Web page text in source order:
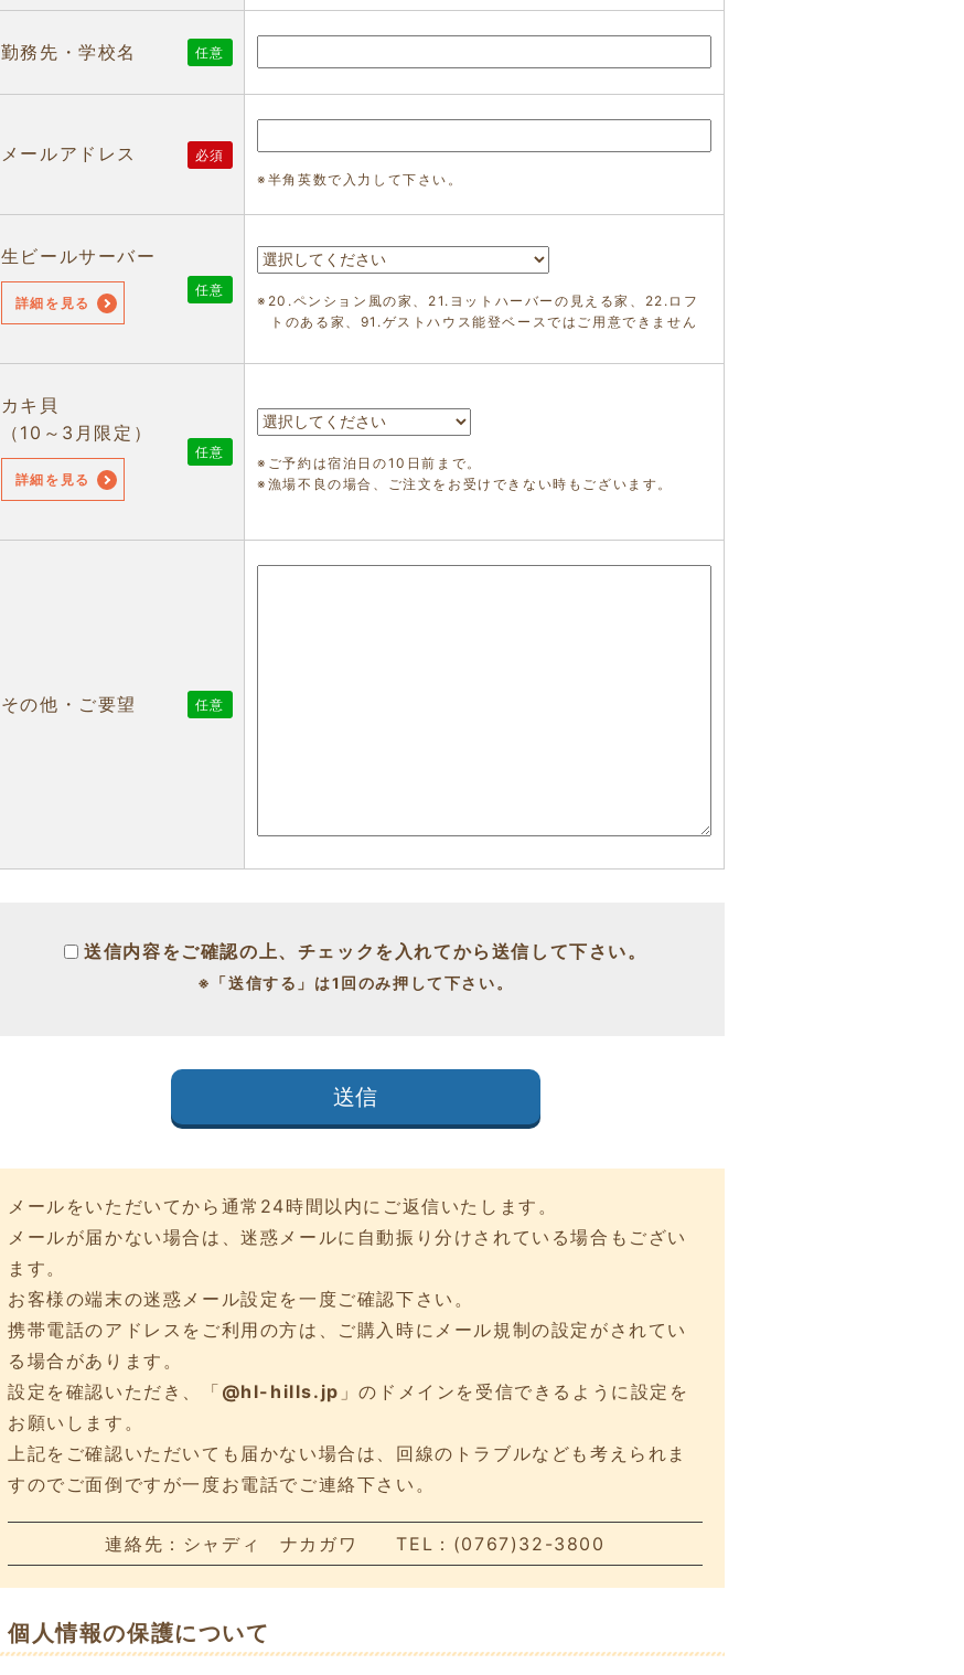
勤務先・学校名 任意
メールアドレス
必須
※半角英数で入力して下さい。
生ビールサーバー
詳細を見る
任意
※20.ペンション風の家、21.ヨットハーバーの見える家、22.ロフ
トのある家、91.ゲストハウス能登ベースではご用意できません
カキ貝
（10～3月限定）
詳細を見る
任意
※ご予約は宿泊日の10日前まで。
※漁場不良の場合、ご注文をお受けできない時もございます。
その他・ご要望 任意
送信内容をご確認の上、チェックを入れてから送信して下さい。
※「送信する」は1回のみ押して下さい。
メールをいただいてから通常24時間以内にご返信いたします。
メールが届かない場合は、迷惑メールに自動振り分けされている場合もござい
ます。
お客様の端末の迷惑メール設定を一度ご確認下さい。
携帯電話のアドレスをご利用の方は、ご購入時にメール規制の設定がされてい
る場合があります。
設定を確認いただき、「 @hl-hills.jp 」のドメインを受信できるように設定を
お願いします。
上記をご確認いただいても届かない場合は、回線のトラブルなども考えられま
すのでご面倒ですが一度お電話でご連絡下さい。
連絡先：シャディ ナカガワ TEL：(0767)32-3800
個人情報の保護について